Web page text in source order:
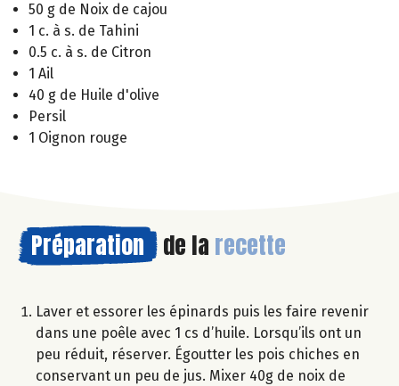
50 g de Noix de cajou
1 c. à s. de Tahini
0.5 c. à s. de Citron
1 Ail
40 g de Huile d'olive
Persil
1 Oignon rouge
Préparation de la recette
Laver et essorer les épinards puis les faire revenir
dans une poêle avec 1 cs d’huile. Lorsqu’ils ont un
peu réduit, réserver. Égoutter les pois chiches en
conservant un peu de jus. Mixer 40g de noix de